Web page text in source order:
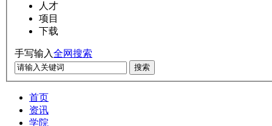
人才
项目
下载
手写输入全网搜索
搜索
首页
资讯
学院